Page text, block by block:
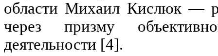
области Михаил Кислюк —
через призму
деятельности [4].